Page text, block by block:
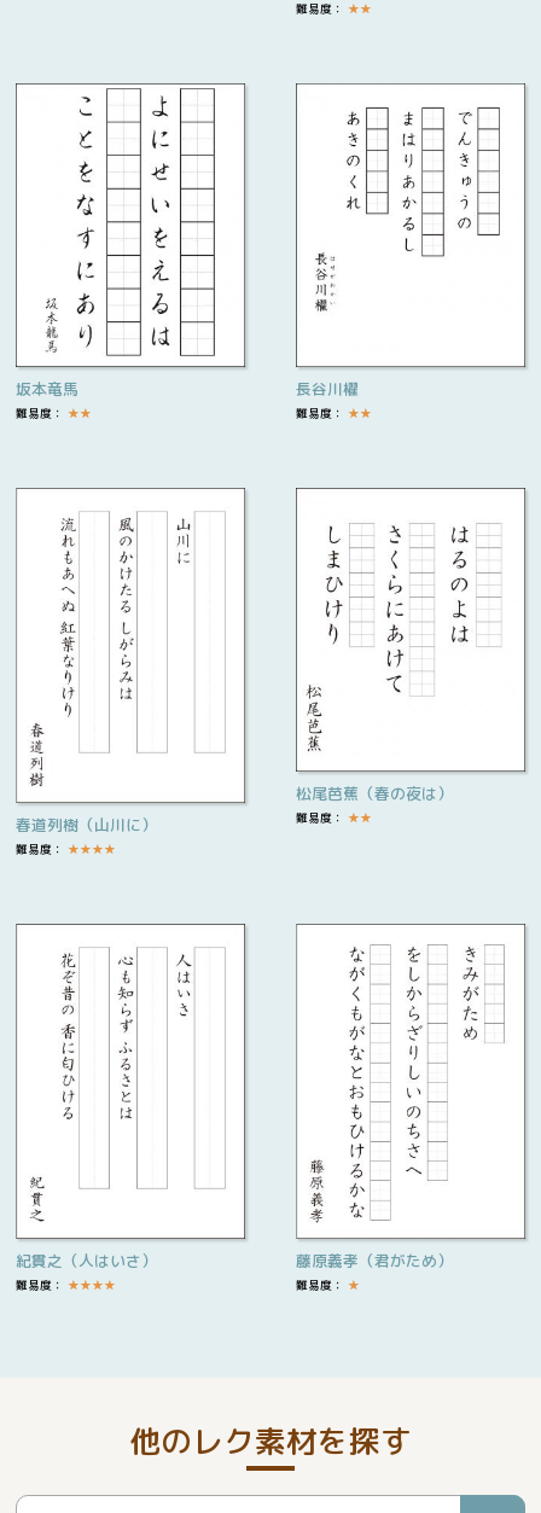
難易度： ★★
坂本竜馬
難易度： ★★
長谷川櫂
難易度： ★★
春道列樹（山川に）
難易度： ★★★★
松尾芭蕉（春の夜は）
難易度： ★★
紀貫之（人はいさ）
難易度： ★★★★
藤原義孝（君がため）
難易度： ★
他のレク素材を探す